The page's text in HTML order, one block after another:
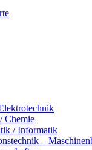
Chemie
/ Informatik
–